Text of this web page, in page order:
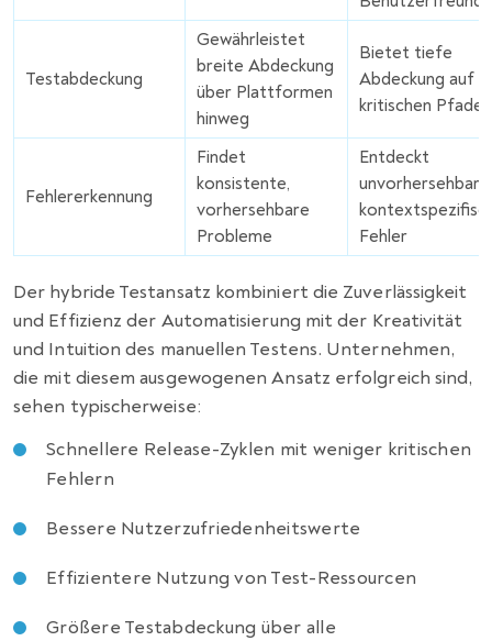
Testabdeckung
Gewährleistet
breite Abdeckung
über Plattformen
hinweg
Bietet tiefe
Abdeckung auf
kritischen Pfaden
Fehlererkennung
Findet
konsistente,
vorhersehbare
Probleme
Entdeckt
unvorhersehbare,
Fehler
Der hybride Testansatz kombiniert die Zuverlässigkeit
und Effizienz der Automatisierung mit der Kreativität
und Intuition des manuellen Testens. Unternehmen,
die mit diesem ausgewogenen Ansatz erfolgreich sind,
sehen typischerweise:
Schnellere Release-Zyklen mit weniger kritischen
Fehlern
Bessere Nutzerzufriedenheitswerte
Effizientere Nutzung von Test-Ressourcen
Größere Testabdeckung über alle